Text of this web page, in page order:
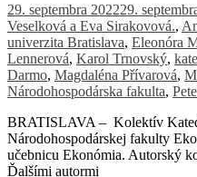
29. septembra 202229.
Veselková a Eva Sirakovová.,
univerzita Bratislava, Eleonóra
Lennerová, Karol Trnovský,
Darmo, Magdaléna Přívarová,
Národohospodárska fakulta,
BRATISLAVA – Kolektív
Národohospodárskej fakulty
učebnicu Ekonómia. Autorský
Ďalšími autormi